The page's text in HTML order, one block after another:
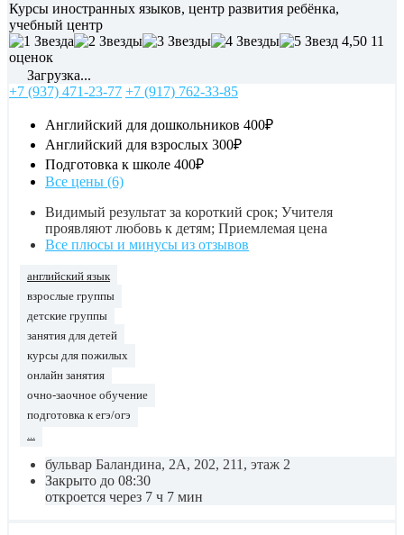
Курсы иностранных языков, центр развития ребёнка,
учебный центр
4,50 11
оценок
Загрузка...
+7 (937) 471-23-77 +7 (917) 762-33-85
Английский для дошкольников 400₽
Английский для взрослых 300₽
Подготовка к школе 400₽
Все цены (6)
Видимый результат за короткий срок; Учителя
проявляют любовь к детям; Приемлемая цена
Все плюсы и минусы из отзывов
английский язык
взрослые группы
детские группы
занятия для детей
курсы для пожилых
онлайн занятия
очно-заочное обучение
подготовка к егэ/огэ
...
бульвар Баландина, 2А, 202, 211, этаж 2
Закрыто до 08:30
откроется через 7 ч 7 мин